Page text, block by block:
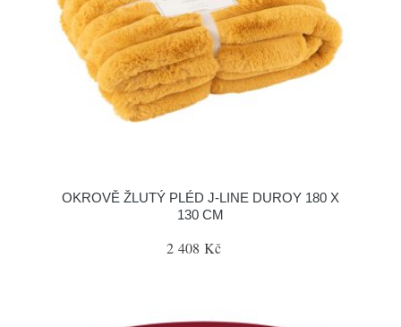
OKROVĚ ŽLUTÝ PLÉD J-LINE DUROY 180 X
130 CM
2 408 Kč